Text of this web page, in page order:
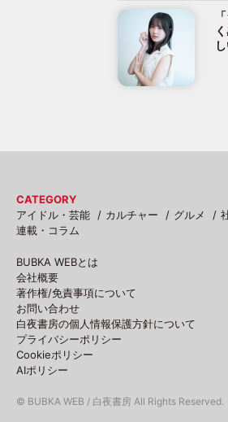
CATEGORY
アイドル・芸能
カルチャー グルメ
連載・コラム
BUBKA WEBとは
会社概要
著作権/免責事項について
お問い合わせ
白夜書房の個人情報保護方針について
プライバシーポリシー
Cookieポリシー
AIポリシー
© BUBKA WEB / 白夜書房 All Rights Reserved.